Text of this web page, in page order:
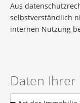
Aus
selbstverständlich
internen Nutzung
Daten